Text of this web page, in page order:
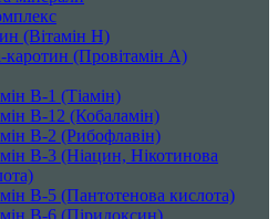
(Вітамін H)
каротин (Провітамін А)
B-1 (Тіамін)
B-12 (Кобаламін)
B-2 (Рибофлавін)
B-3 (Ніацин, Нікотинова
B-5 (Пантотенова кислота)
B-6 (Піридоксин)